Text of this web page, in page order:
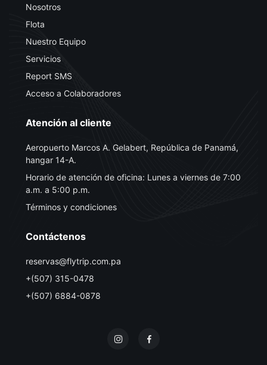
Nosotros
Flota
Nuestro Equipo
Servicios
Report SMS
Acceso a Colaboradores
Atención al cliente
Aeropuerto Marcos A. Gelabert, República de Panamá,
hangar 14-A.
Horario de atención de oficina: Lunes a viernes de 7:00
a.m. a 5:00 p.m.
Términos y condiciones
Contáctenos
reservas@flytrip.com.pa
+(507) 315-0478
+(507) 6884-0878